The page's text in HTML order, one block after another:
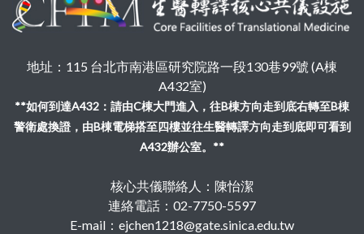
地址：115 台北市南港區研究院路一段130巷99號 (A棟
A432室)
**如何到達A432：請由C棟大門進入，往B棟方向走到底右轉至B棟
警衛處換證，由B棟電梯搭至四樓並往生醫轉譯方向走到底即可看到
A432辦公室。**
核心共儀聯絡人：陳怡潔
連絡電話：02-7750-5597
E-mail：ejchen1218@gate.sinica.edu.tw